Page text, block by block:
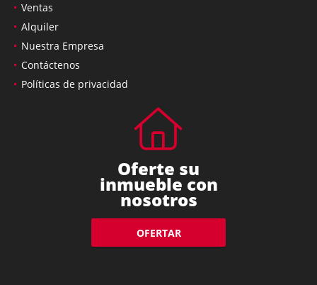
Ventas
Alquiler
Nuestra Empresa
Contáctenos
Políticas de privacidad
Oferte su
inmueble con
nosotros
OFERTAR